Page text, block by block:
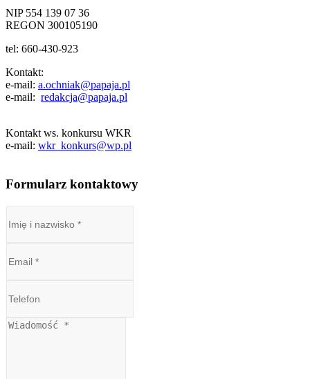
NIP 554 139 07 36
REGON 300105190
tel: 660-430-923
Kontakt:
e-mail: a.ochniak@papaja.pl
e-mail: redakcja@papaja.pl
Kontakt ws. konkursu WKR
e-mail: wkr_konkurs@wp.pl
Formularz kontaktowy